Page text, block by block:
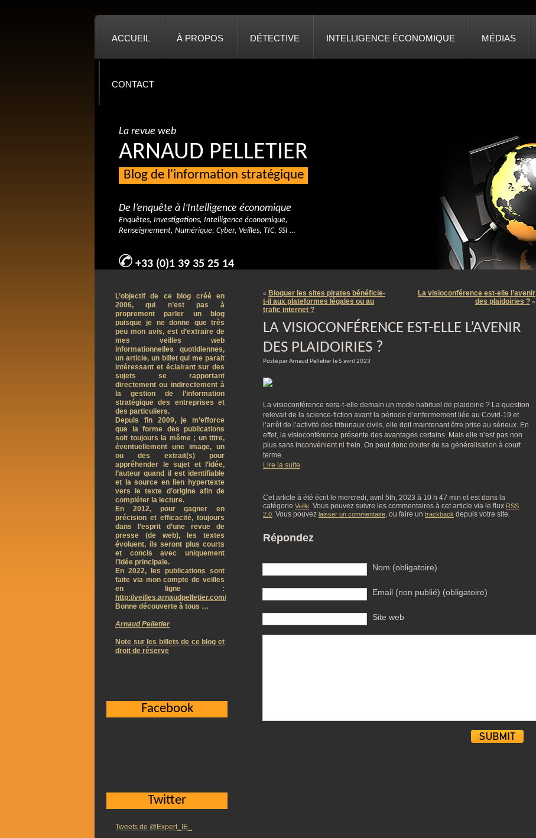
ACCUEIL À PROPOS DÉTECTIVE INTELLIGENCE ÉCONOMIQUE MÉDIAS
CONTACT
La revue web
ARNAUD PELLETIER
Blog de l'information stratégique
De l’enquête à l’Intelligence économique
Enquêtes, Investigations, Intelligence économique,
Renseignement, Numérique, Cyber, Veilles, TIC, SSI …
+33 (0)1 39 35 25 14
« Bloquer les sites pirates bénéficie-
t-il aux plateformes légales ou au
trafic internet ?
La visioconférence est-elle l’avenir
des plaidoiries ? »
LA VISIOCONFÉRENCE EST-ELLE L’AVENIR
DES PLAIDOIRIES ?
Posté par Arnaud Pelletier le 5 avril 2023
La visioconférence sera-t-elle demain un mode habituel de plaidoirie ? La question
relevait de la science-fiction avant la période d’enfermement liée au Covid-19 et
l’arrêt de l’activité des tribunaux civils, elle doit maintenant être prise au sérieux. En
effet, la visioconférence présente des avantages certains. Mais elle n’est pas non
plus sans inconvénient ni frein. On peut donc douter de sa généralisation à court
terme.
Lire la suite
Cet article à été écrit le mercredi, avril 5th, 2023 à 10 h 47 min et est dans la
catégorie Veille. Vous pouvez suivre les commentaires à cet article via le flux RSS
2.0. Vous pouvez laisser un commentaire, ou faire un trackback depuis votre site.
Répondez
Nom (obligatoire)
Email (non publié) (obligatoire)
Site web
L’objectif de ce blog créé en
2006, qui n’est pas à
proprement parler un blog
puisque je ne donne que très
peu mon avis, est d’extraire de
mes veilles web
informationnelles quotidiennes,
un article, un billet qui me parait
intéressant et éclairant sur des
sujets se rapportant
directement ou indirectement à
la gestion de l’information
stratégique des entreprises et
des particuliers.
Depuis fin 2009, je m’efforce
que la forme des publications
soit toujours la même ; un titre,
éventuellement une image, un
ou des extrait(s) pour
appréhender le sujet et l’idée,
l’auteur quand il est identifiable
et la source en lien hypertexte
vers le texte d’origine afin de
compléter la lecture.
En 2012, pour gagner en
précision et efficacité, toujours
dans l’esprit d’une revue de
presse (de web), les textes
évoluent, ils seront plus courts
et concis avec uniquement
l’idée principale.
En 2022, les publications sont
faite via mon compte de veilles
en ligne :
http://veilles.arnaudpelletier.com/
Bonne découverte à tous …
Arnaud Pelletier
Note sur les billets de ce blog et
droit de réserve
Facebook
Twitter
Tweets de @Expert_IE_